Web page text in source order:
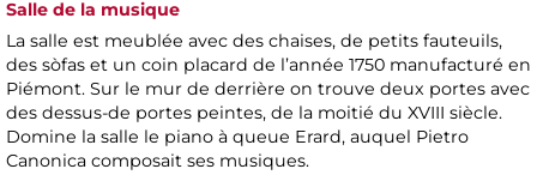
Salle de la musique
La salle est meublée avec des chaises, de petits fauteuils,
des sòfas et un coin placard de l’année 1750 manufacturé en
Piémont. Sur le mur de derrière on trouve deux portes avec
des dessus-de portes peintes, de la moitié du XVIII siècle.
Domine la salle le piano à queue Erard, auquel Pietro
Canonica composait ses musiques.